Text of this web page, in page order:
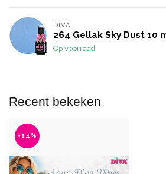
DIVA
264 Gellak Sky Dust 10
Op voorraad
Recent bekeken
-14%